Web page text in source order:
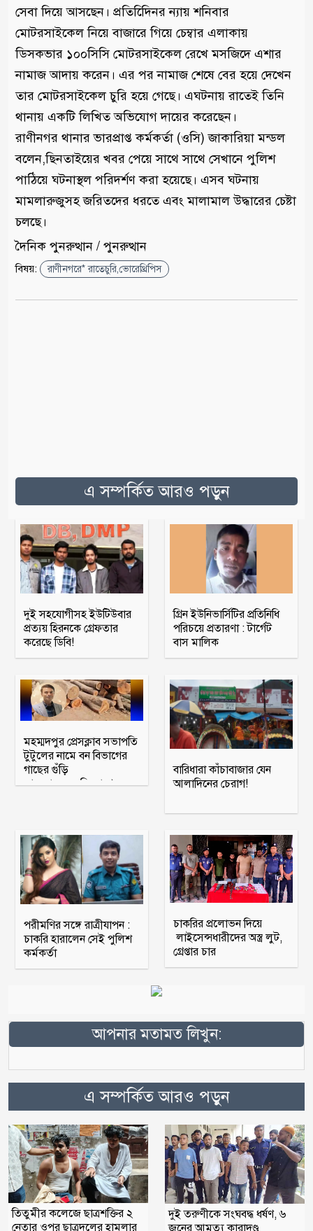
সেবা দিয়ে আসছেন। প্রতিদিেিনর ন্যায় শনিবার
মোটরসাইকেল নিয়ে বাজারে গিয়ে চেম্বার এলাকায়
ডিসকভার ১০০সিসি মোটরসাইকেল রেখে মসজিদে এশার
নামাজ আদায় করেন। এর পর নামাজ শেষে বের হয়ে দেখেন
তার মোটরসাইকেল চুরি হয়ে গেছে। এঘটনায় রাতেই তিনি
থানায় একটি লিখিত অভিযোগ দায়ের করেছেন।
‎রাণীনগর থানার ভারপ্রাপ্ত কর্মকর্তা (ওসি) জাকারিয়া মন্ডল
বলেন,ছিনতাইয়ের খবর পেয়ে সাথে সাথে সেখানে পুলিশ
পাঠিয়ে ঘটনাস্থল পরিদর্শণ করা হয়েছে। এসব ঘটনায়
মামলারুজুসহ জরিতদের ধরতে এবং মালামাল উদ্ধারের চেষ্টা
চলছে।
দৈনিক পুনরুত্থান / পুনরুত্থান
বিষয়: রাণীনগরে* রাতেচুরি,ভোরেথ্রিপিস
এ সম্পর্কিত আরও পড়ুন
দুই সহযোগীসহ ইউটিউবার
প্রত্যয় হিরনকে গ্রেফতার
করেছে ডিবি!
গ্রিন ইউনিভার্সিটির প্রতিনিধি
পরিচয়ে প্রতারণা : টার্গেট
বাস মালিক
মহম্মদপুর প্রেসক্লাব সভাপতি
টুটুলের নামে বন বিভাগের
গাছের গুঁড়ি
আত্মসাতের অভিযোগে
বারিধারা কাঁচাবাজার যেন
আলাদিনের চেরাগ!
পরীমণির সঙ্গে রাত্রীযাপন :
চাকরি হারালেন সেই পুলিশ
কর্মকর্তা
চাকরির প্রলোভন দিয়ে
লাইসেন্সধারীদের অস্ত্র লুট,
গ্রেপ্তার চার
আপনার মতামত লিখুন:
এ সম্পর্কিত আরও পড়ুন
তিতুমীর কলেজে ছাত্রশক্তির ২
নেতার ওপর ছাত্রদলের হামলার
দুই তরুণীকে সংঘবদ্ধ ধর্ষণ, ৬
জনের আমৃত্যু কারাদণ্ড